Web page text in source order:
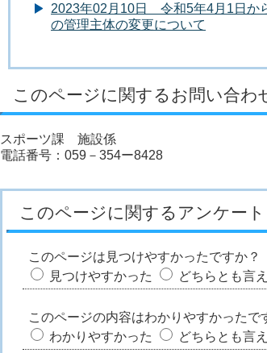
2023年02月10日 令和5年4月1日か
の管理主体の変更について
このページに関するお問い合わ
スポーツ課 施設係
電話番号：059－354ー8428
このページに関するアンケート
このページは見つけやすかったですか？
見つけやすかった
どちらとも言
このページの内容はわかりやすかったで
わかりやすかった
どちらとも言